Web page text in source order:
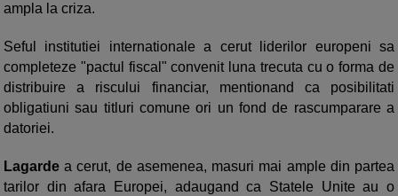
ampla la criza.
Seful institutiei internationale a cerut liderilor europeni sa
completeze "pactul fiscal" convenit luna trecuta cu o forma de
distribuire a riscului financiar, mentionand ca posibilitati
obligatiuni sau titluri comune ori un fond de rascumparare a
datoriei.
Lagarde a cerut, de asemenea, masuri mai ample din partea
tarilor din afara Europei, adaugand ca Statele Unite au o